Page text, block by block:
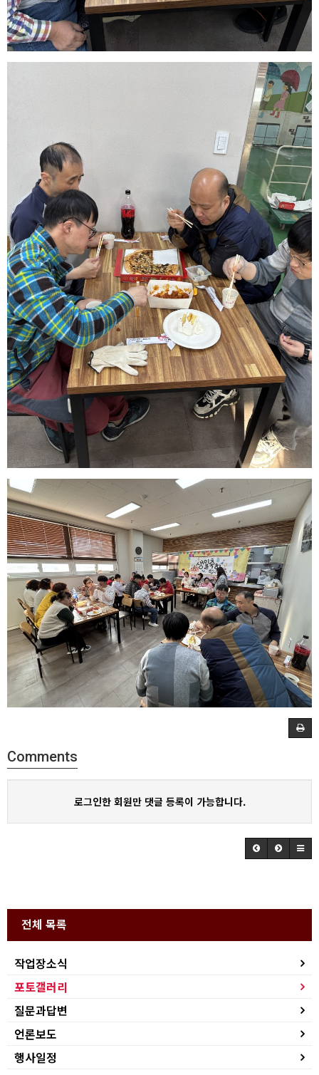
Comments
로그인한 회원만 댓글 등록이 가능합니다.
전체 목록
작업장소식
포토갤러리
질문과답변
언론보도
행사일정